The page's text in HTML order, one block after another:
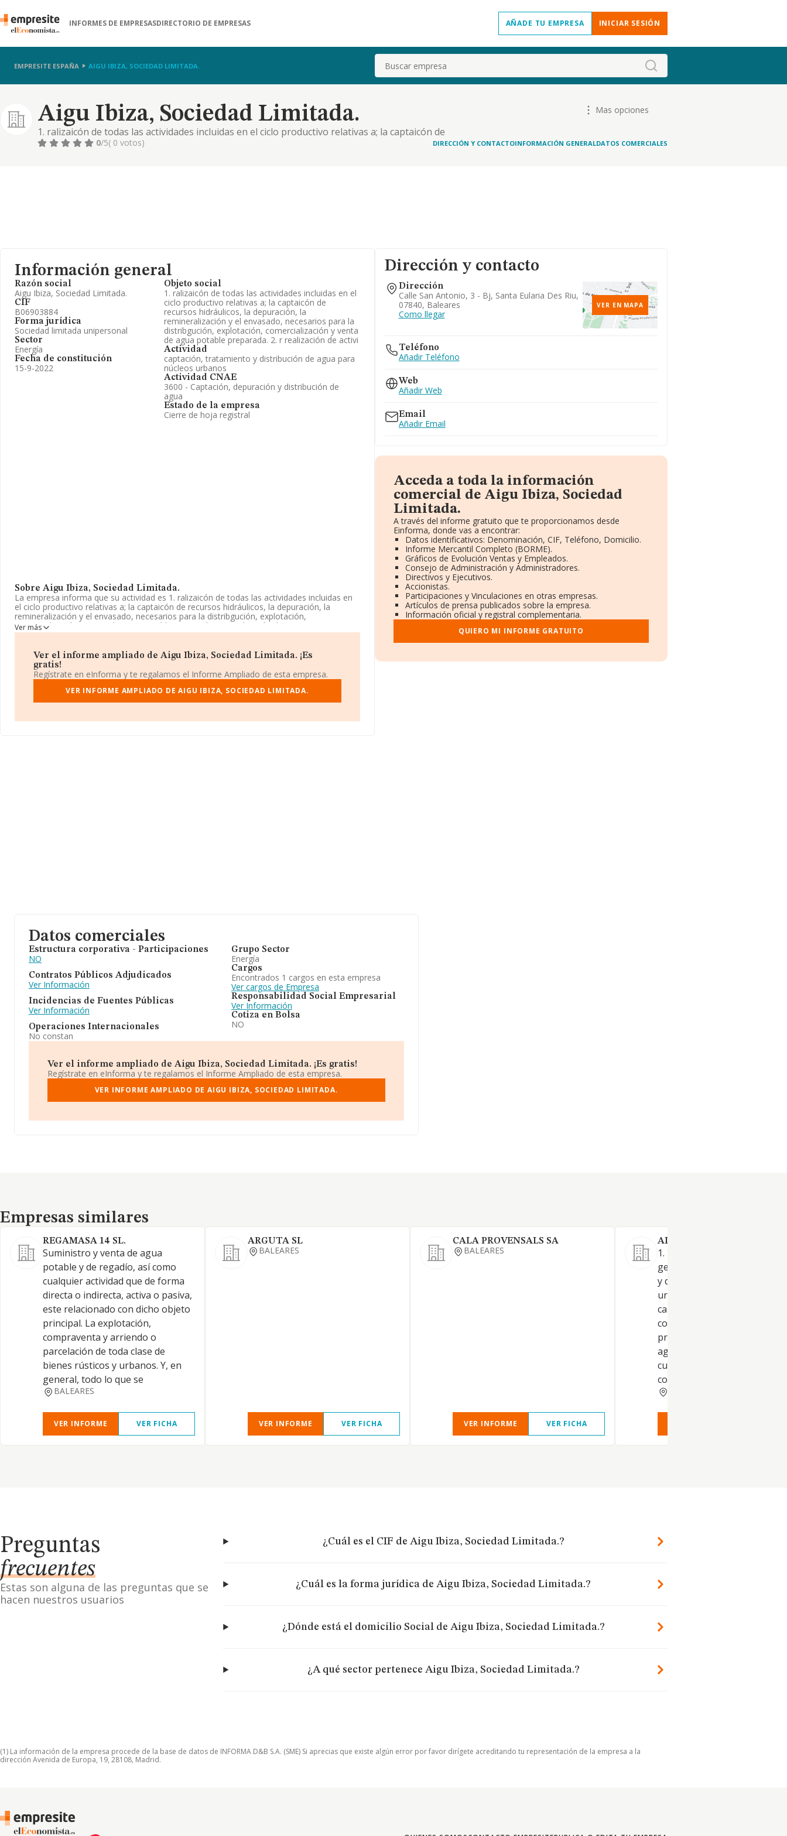
INFORMES DE EMPRESASDIRECTORIO DE EMPRESAS AÑADE TU EMPRESA INICIAR SESIÓN
EMPRESITE ESPAÑA AIGU IBIZA, SOCIEDAD LIMITADA. Buscar
Aigu Ibiza, Sociedad Limitada.
1. ralizaicón de todas las actividades incluidas en el ciclo productivo relativas a; la captaicón de
recursos hidráulicos, la depuración, la remineralización y el envasado, necesarios para la
Mas opciones
0/5( 0 votos) DIRECCIÓN Y CONTACTOINFORMACIÓN GENERALDATOS COMERCIALES
Información general
Razón social
Aigu Ibiza, Sociedad Limitada.
CIF
B06903884
Forma jurídica
Sociedad limitada unipersonal
Sector
Energía
Fecha de constitución
15-9-2022
Objeto social
1. ralizaicón de todas las actividades incluidas en el
ciclo productivo relativas a; la captaicón de
recursos hidráulicos, la depuración, la
remineralización y el envasado, necesarios para la
distribgución, explotación, comercialización y venta
de agua potable preparada. 2. r realización de activi
Actividad
captación, tratamiento y distribución de agua para
núcleos urbanos
Actividad CNAE
3600 - Captación, depuración y distribución de
agua
Estado de la empresa
Cierre de hoja registral
Sobre Aigu Ibiza, Sociedad Limitada.
La empresa informa que su actividad es 1. ralizaicón de todas las actividades incluidas en
el ciclo productivo relativas a; la captaicón de recursos hidráulicos, la depuración, la
remineralización y el envasado, necesarios para la distribgución, explotación,
comercialización y venta de agua potable preparada. 2. r realización de activi. La empresa
aparece inscrita en el Registro Mercantil como Sociedad Limitada. Tiene CNAE: 3600 -
exteriores.
La sociedad españolaAigu Ibiza, Sociedad Limitada , CIF B06903884, tiene domicilio
fiscal en Calle San Antonio núm. 3 Bj, (07840), en el municipio de Santa Eularia Des Riu, en
Isles Baleares, Islas Baleares.
facturación en el ámbito nacional alcanza los 8.617 millones de euros y se estima que el
Ver más
Ver el informe ampliado de Aigu Ibiza, Sociedad Limitada. ¡Es
gratis!
Regístrate en eInforma y te regalamos el Informe Ampliado de esta empresa.
VER INFORME AMPLIADO DE AIGU IBIZA, SOCIEDAD LIMITADA.
Dirección y contacto
Dirección
Calle San Antonio, 3 - Bj, Santa Eularia Des Riu,
07840, Baleares
Como llegar
VER EN MAPA
Teléfono
Añadir Teléfono
Web
Añadir Web
Email
Añadir Email
Acceda a toda la información
comercial de Aigu Ibiza, Sociedad
Limitada.
A través del informe gratuito que te proporcionamos desde
Einforma, donde vas a encontrar:
Datos identificativos: Denominación, CIF, Teléfono, Domicilio.
Informe Mercantil Completo (BORME).
Gráficos de Evolución Ventas y Empleados.
Consejo de Administración y Administradores.
Directivos y Ejecutivos.
Accionistas.
Participaciones y Vinculaciones en otras empresas.
Artículos de prensa publicados sobre la empresa.
Información oficial y registral complementaria.
QUIERO MI INFORME GRATUITO
Datos comerciales
Estructura corporativa - Participaciones
NO
Contratos Públicos Adjudicados
Ver Información
Incidencias de Fuentes Públicas
Ver Información
Operaciones Internacionales
No constan
Grupo Sector
Energía
Cargos
Encontrados 1 cargos en esta empresa
Ver cargos de Empresa
Responsabilidad Social Empresarial
Ver Información
Cotiza en Bolsa
NO
Ver el informe ampliado de Aigu Ibiza, Sociedad Limitada. ¡Es gratis!
Regístrate en eInforma y te regalamos el Informe Ampliado de esta empresa.
VER INFORME AMPLIADO DE AIGU IBIZA, SOCIEDAD LIMITADA.
Empresas similares
Empresas similares
REGAMASA 14 SL.
Suministro y venta de agua
potable y de regadío, así como
cualquier actividad que de forma
directa o indirecta, activa o pasiva,
este relacionado con dicho objeto
principal. La explotación,
compraventa y arriendo o
parcelación de toda clase de
bienes rústicos y urbanos. Y, en
general, todo lo que se
BALEARES
VER INFORME VER FICHA
ARGUTA SL
BALEARES
VER INFORME VER FICHA
CALA PROVENSALS SA
BALEARES
VER INFORME VER FICHA
AIGUES CALA BLANCA SL
1. Las instalaciones
general; la captacion,
y distribucion de aguas en
urbanos; la construccion de
canalizaciones, pozos,
contadores y demas
precisas para la distribucion
agua, asi como, en general,
cualquier actividad auxiliar o
compleme.
Preguntas
frecuentes
Estas son alguna de las preguntas que se
hacen nuestros usuarios
¿Cuál es el CIF de Aigu Ibiza, Sociedad Limitada.?
¿Cuál es la forma jurídica de Aigu Ibiza, Sociedad Limitada.?
¿Dónde está el domicilio Social de Aigu Ibiza, Sociedad Limitada.?
¿A qué sector pertenece Aigu Ibiza, Sociedad Limitada.?
(1) La información de la empresa procede de la base de datos de INFORMA D&B S.A. (SME) Si aprecias que existe algún error por favor dirígete acreditando tu representación de la empresa a la
dirección Avenida de Europa, 19, 28108, Madrid.